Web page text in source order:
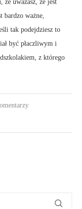
uważasz, że jest
bardzo ważne,
tak podejdziesz to
być płaczliwym i
z którego